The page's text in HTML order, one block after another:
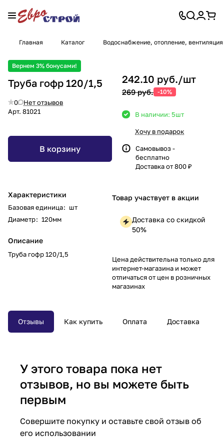
Главная Каталог Водоснабжение, отопление, вентиляция
Вернем 3% бонусами!
Труба гофр 120/1,5
0
Нет отзывов
Арт. 81021
В корзину
Характеристики
Базовая единица: шт
Диаметр: 120мм
Описание
Труба гофр 120/1,5
242.10 руб./шт
269 руб. -10%
В наличии: 5шт
Хочу в подарок
Самовывоз -
бесплатно
Доставка от 800 ₽
Товар участвует в акции
Доставка со скидкой
50%
Цена действительна только для
интернет-магазина и может
отличаться от цен в розничных
магазинах
Отзывы Как купить Оплата Доставка
У этого товара пока нет
отзывов, но вы можете быть
первым
Совершите покупку и оставьте свой отзыв об
его использовании